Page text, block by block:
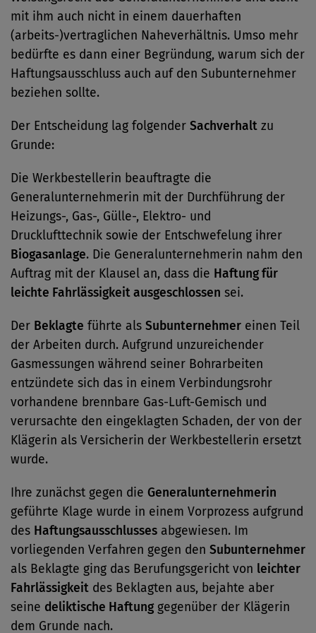
mit ihm auch nicht in einem dauerhaften
(arbeits-)vertraglichen Naheverhältnis. Umso mehr
bedürfte es dann einer Begründung, warum sich der
Haftungsausschluss auch auf den Subunternehmer
beziehen sollte.
Der Entscheidung lag folgender Sachverhalt zu
Grunde:
Die Werkbestellerin beauftragte die
Generalunternehmerin mit der Durchführung der
Heizungs-, Gas-, Gülle-, Elektro- und
Drucklufttechnik sowie der Entschwefelung ihrer
Biogasanlage. Die Generalunternehmerin nahm den
Auftrag mit der Klausel an, dass die Haftung für
leichte Fahrlässigkeit ausgeschlossen sei.
Der Beklagte führte als Subunternehmer einen Teil
der Arbeiten durch. Aufgrund unzureichender
Gasmessungen während seiner Bohrarbeiten
entzündete sich das in einem Verbindungsrohr
vorhandene brennbare Gas-Luft-Gemisch und
verursachte den eingeklagten Schaden, der von der
Klägerin als Versicherin der Werkbestellerin ersetzt
wurde.
Ihre zunächst gegen die Generalunternehmerin
geführte Klage wurde in einem Vorprozess aufgrund
des Haftungsausschlusses abgewiesen. Im
vorliegenden Verfahren gegen den Subunternehmer
als Beklagte ging das Berufungsgericht von leichter
Fahrlässigkeit des Beklagten aus, bejahte aber
seine deliktische Haftunggegenüber der Klägerin
dem Grunde nach.